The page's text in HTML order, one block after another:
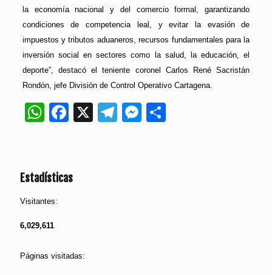
la economía nacional y del comercio formal, garantizando
condiciones de competencia leal, y evitar la evasión de
impuestos y tributos aduaneros, recursos fundamentales para la
inversión social en sectores como la salud, la educación, el
deporte”, destacó el teniente coronel Carlos René Sacristán
Rondón, jefe División de Control Operativo Cartagena.
WhatsApp
Facebook
X Telegram
Messenger
Estadísticas
Visitantes:
6,029,611
Páginas visitadas: